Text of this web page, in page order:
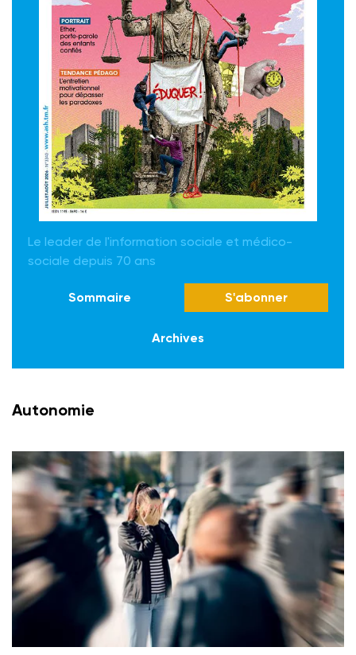
Le leader de l'information sociale et médico-
sociale depuis 70 ans
Sommaire S'abonner
Archives
Autonomie